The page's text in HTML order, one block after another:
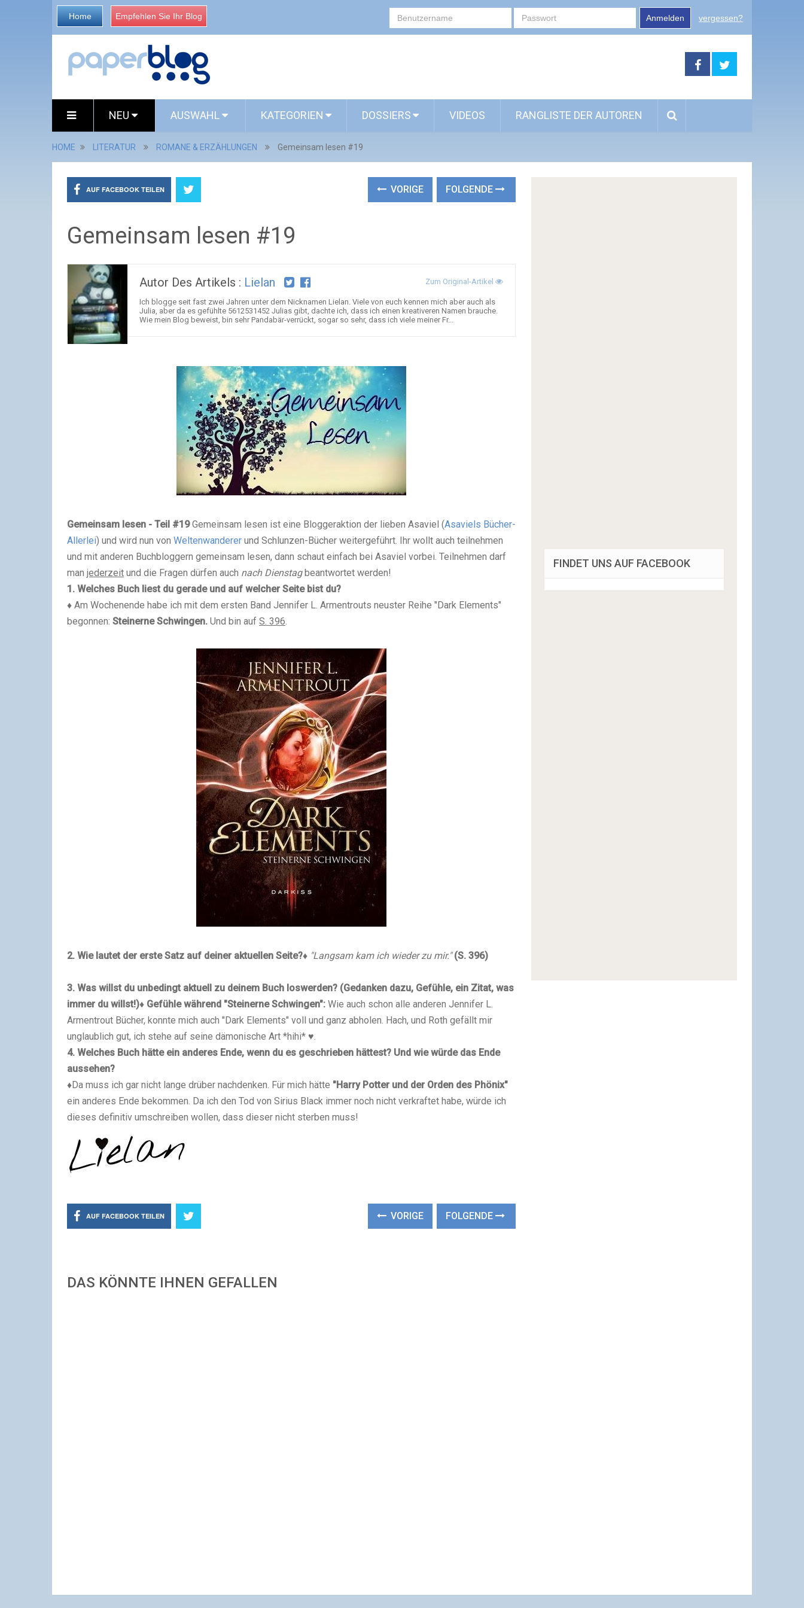
Home Empfehlen Sie Ihr Blog Anmelden vergessen?
NEU AUSWAHL KATEGORIEN DOSSIERS VIDEOS RANGLISTE DER AUTOREN
HOME LITERATUR ROMANE & ERZÄHLUNGEN Gemeinsam lesen #19
AUF FACEBOOK TEILEN VORIGE FOLGENDE
Gemeinsam lesen #19
Autor Des Artikels : Lielan Zum Original-Artikel
Ich blogge seit fast zwei Jahren unter dem Nicknamen Lielan. Viele von euch kennen mich aber auch als
Julia, aber da es gefühlte 5612531452 Julias gibt, dachte ich, dass ich einen kreativeren Namen brauche.
Wie mein Blog beweist, bin sehr Pandabär-verrückt, sogar so sehr, dass ich viele meiner Fr...
Gemeinsam lesen - Teil #19 Gemeinsam lesen ist eine Bloggeraktion der lieben Asaviel (Asaviels Bücher-
Allerlei) und wird nun von Weltenwanderer und Schlunzen-Bücher weitergeführt. Ihr wollt auch teilnehmen
und mit anderen Buchbloggern gemeinsam lesen, dann schaut einfach bei Asaviel vorbei. Teilnehmen darf
man jederzeit und die Fragen dürfen auch nach Dienstagbeantwortet werden!
1. Welches Buch liest du gerade und auf welcher Seite bist du?
♦ Am Wochenende habe ich mit dem ersten Band Jennifer L. Armentrouts neuster Reihe "Dark Elements"
begonnen: Steinerne Schwingen. Und bin auf S. 396.
2. Wie lautet der erste Satz auf deiner aktuellen Seite?♦ "Langsam kam ich wieder zu mir." (S. 396)
3. Was willst du unbedingt aktuell zu deinem Buch loswerden? (Gedanken dazu, Gefühle, ein Zitat, was
immer du willst!)♦ Gefühle während "Steinerne Schwingen": Wie auch schon alle anderen Jennifer L.
Armentrout Bücher, konnte mich auch "Dark Elements" voll und ganz abholen. Hach, und Roth gefällt mir
unglaublich gut, ich stehe auf seine dämonische Art *hihi* ♥.
4. Welches Buch hätte ein anderes Ende, wenn du es geschrieben hättest? Und wie würde das Ende
aussehen?
♦Da muss ich gar nicht lange drüber nachdenken. Für mich hätte "Harry Potter und der Orden des Phönix"
ein anderes Ende bekommen. Da ich den Tod von Sirius Black immer noch nicht verkraftet habe, würde ich
dieses definitiv umschreiben wollen, dass dieser nicht sterben muss!
AUF FACEBOOK TEILEN VORIGE FOLGENDE
DAS KÖNNTE IHNEN GEFALLEN
FINDET UNS AUF FACEBOOK